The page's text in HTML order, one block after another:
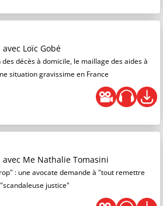
avec Loïc Gobé
décès à domicile, le maillage des aides à
situation gravissime en France
avec Me Nathalie Tomasini
: une avocate demande à "tout remettre
justice"